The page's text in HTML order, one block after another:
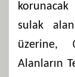
sulak
üzerine,
Alanların